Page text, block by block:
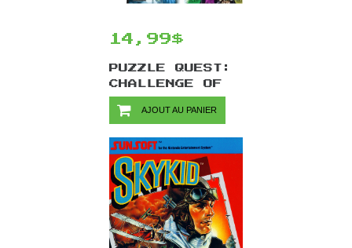
14,99$
PUZZLE QUEST:
CHALLENGE OF
/DS
AJOUT AU PANIER